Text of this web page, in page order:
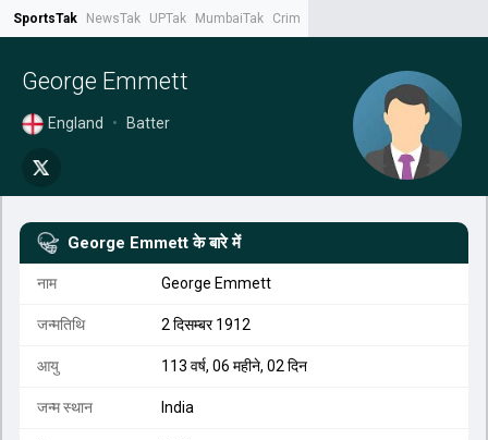
SportsTak NewsTak UPTak MumbaiTak CrimeTak
George Emmett
England • Batter
George Emmett के बारे में
नाम George Emmett
जन्मतिथि 2 दिसम्बर 1912
आयु 113 वर्ष, 06 महीने, 02 दिन
जन्म स्थान India